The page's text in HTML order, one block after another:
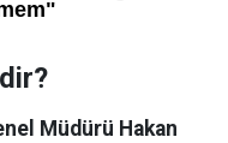
Müdürü Hakan